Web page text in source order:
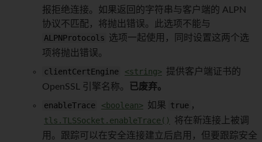
报拒绝连接。如果返回的字符串与客户端的 ALPN
协议不匹配，将抛出错误。此选项不能与
ALPNProtocols 选项一起使用，同时设置这两个选
项将抛出错误。
clientCertEngine
<string> 提供客户端证书的
OpenSSL 引擎名称。
已废弃。
enableTrace
<boolean> 如果 true ，
tls.TLSSocket.enableTrace()
将在新连接上被调
用。跟踪可以在安全连接建立后启用，但要跟踪安全